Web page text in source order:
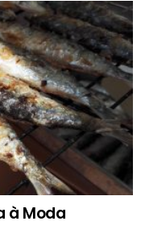
à Moda